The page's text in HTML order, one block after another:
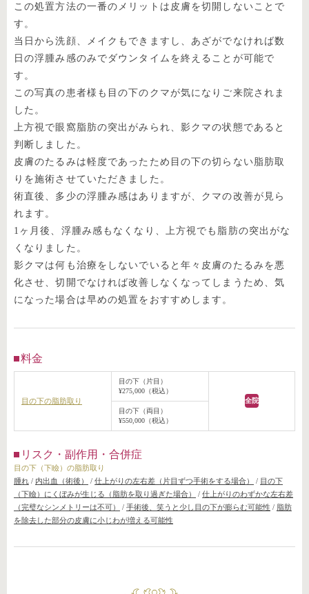
この処置方法の一番のメリットは皮膚を切開しないことで
す。
当日から洗顔、メイクもできますし、あざがでなければ数
日の浮腫み感のみでダウンタイムを終えることが可能で
す。
この写真の患者様も目の下のクマが気になりご来院されま
した。
上方視で眼窩脂肪の突出がみられ、影クマの状態であると
判断しました。
皮膚のたるみは軽度であったため目の下の切らない脂肪取
りを施術させていただきました。
術直後、多少の浮腫み感はありますが、クマの改善が見ら
れます。
1ヶ月後、浮腫み感もなくなり、上方視でも脂肪の突出がな
くなりました。
影クマは何も治療をしないでいると年々皮膚のたるみを悪
化させ、切開でなければ改善しなくなってしまうため、気
になった場合は早めの処置をおすすめします。
料金
目の下の脂肪取り
目の下（片目）
¥275,000（税込）
全院
目の下（両目）
¥550,000（税込）
リスク・副作用・合併症
目の下（下瞼）の脂肪取り
腫れ / 内出血（術後） / 仕上がりの左右差（片目ずつ手術をする場合） / 目の下
（下瞼）にくぼみが生じる（脂肪を取り過ぎた場合）
/ 仕上がりのわずかな左右差
（完璧なシンメトリーは不可）
/ 手術後、笑うと少し目の下が膨らむ可能性 / 脂肪
を除去した部分の皮膚に小じわが増える可能性